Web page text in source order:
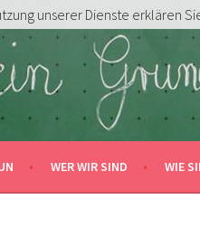
WER WIR SIND WIE
unserer Dienste erklären